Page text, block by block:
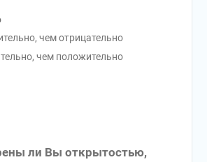
чем отрицательно
чем положительно
ли Вы открытостью,